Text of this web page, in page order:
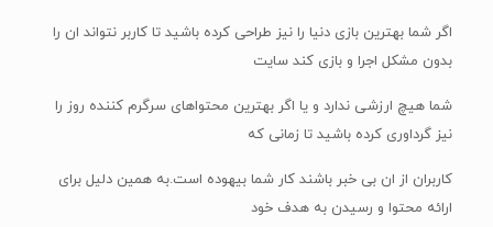
اگر شما بهترین بازی دنیا را نیز طراحی کرده باشید تا کاربر نتواند ان را
بدون مشکل اجرا و بازی کند سایت
شما هیچ ارزشی ندارد و یا اگر بهترین محتواهای سرگرم کننده روز را
نیز گرداوری کرده باشید تا زمانی که
کاربران از ان بی خبر باشند کار شما بیهوده است.به همین دلیل برای
ارائه محتوا و رسیدن به هدف خود